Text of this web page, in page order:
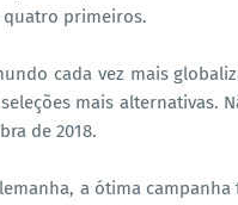
quatro primeiros.
cada vez mais
mais alternativas.
de 2018.
a ótima